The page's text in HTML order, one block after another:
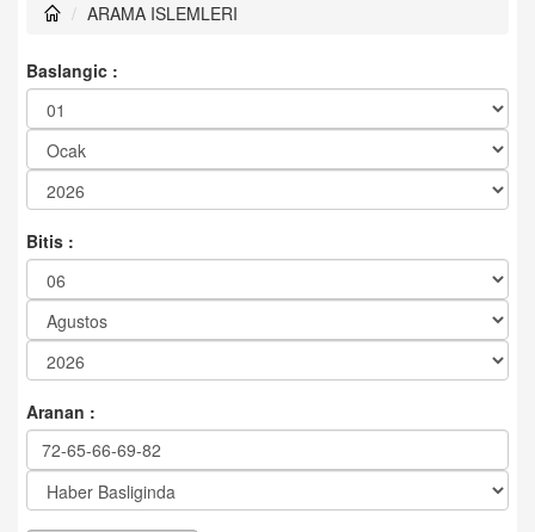
ARAMA ISLEMLERI
Baslangic :
Bitis :
Aranan :